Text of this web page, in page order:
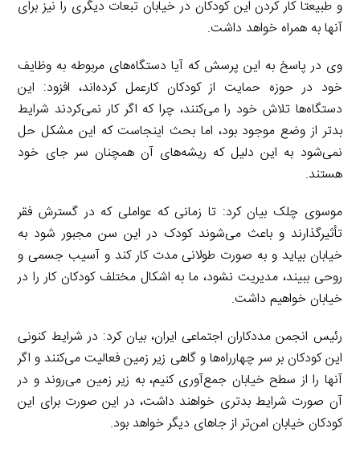
و طبیعتا کار کردن این کودکان در خیابان تبعات دیگری را نیز برای
آنها به همراه خواهد داشت.
وی در پاسخ به این پرسش که آیا دستگاه‌های مربوطه به وظایف
خود در حوزه حمایت از کودکان کارعمل کرده‌اند، افزود: این
دستگاه‌ها تلاش خود را می‌کنند، چرا که اگر کار نمی‌کردند شرایط
بدتر از وضع موجود بود، اما بحث اینجاست که این مشکل حل
نمی‌شود به این دلیل که ریشه‌های آن همچنان سر جای خود
هستند.
موسوی چلک­ بیان کرد: تا زمانی که عواملی که در گسترش فقر
تأثیرگذارند و باعث می‌شوند کودک در این سن مجبور شود به
خیابان بیاید و به صورت طولانی مدت کار کند و آسیب جسمی و
روحی ببیند، مدیریت نشود، ما به اشکال مختلف کودکان کار را در
خیابان خواهیم داشت.
رئیس انجمن مددکاران اجتماعی ایران، بیان کرد: در شرایط کنونی
این کودکان بر سر چهارراه‌ها و گاهی زیر زمین فعالیت می‌کنند و اگر
آنها را از سطح خیابان جمع‌آوری کنیم، به زیر زمین‌ می‌روند و در
آن صورت شرایط بدتری خواهند داشت، در این صورت برای این
کودکان خیابان امن‌تر از جاهای دیگر خواهد بود.